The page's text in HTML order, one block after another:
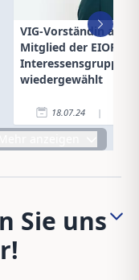
VIG-Vorständin als
Mitglied der EIOPA
Interessensgruppe
wiedergewählt
18.07.24 |
Sie uns